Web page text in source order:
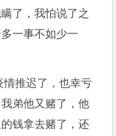
了，我怕说了之
一事不如少一
情推迟了，也幸亏
弟他又赌了，他
钱拿去赌了，还